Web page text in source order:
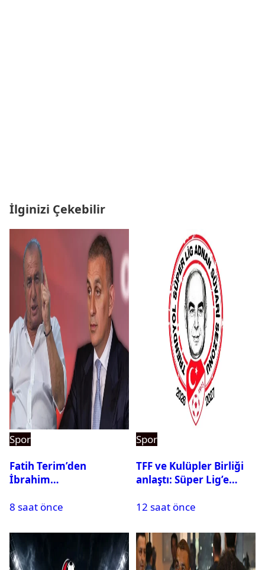
İlginizi Çekebilir
Spor
Fatih Terim’den
İbrahim
cevap: İkili arasındaki
8 saat önce
Spor
TFF ve Kulüpler Birliği
anlaştı: Süper Lig’e
12 saat önce